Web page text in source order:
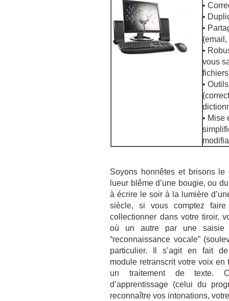
•
•
•
(email,
•
vous
•
• Mise
Soyons honnêtes et brisons
lueur blême d’une bougie, ou
à écrire le soir à la lumière
siècle, si vous comptez
collectionner dans votre tiroir,
où un autre par une
“reconnaissance vocale”
particulier. Il s’agit en fait
module retranscrit votre voix
un traitement de texte.
d’apprentissage (celui du
reconnaître vos intonations,